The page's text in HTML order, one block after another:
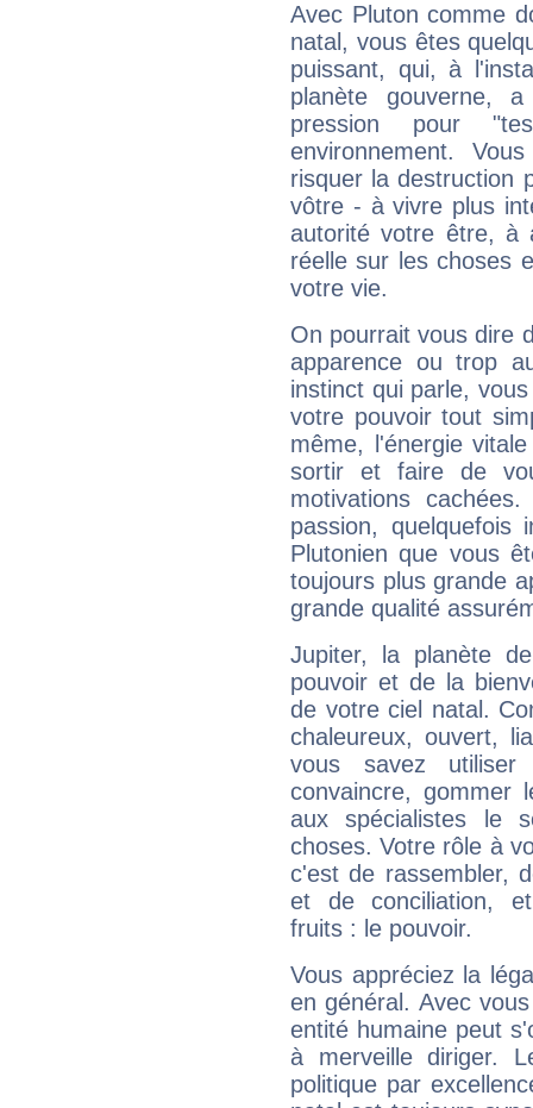
Avec Pluton comme
natal, vous êtes
puissant, qui, à
planète gouverne,
pression pour
environnement.
risquer la destruction
vôtre - à vivre plus
autorité votre être, à
réelle sur les choses
votre vie.
On pourrait vous dire
apparence ou trop
instinct qui parle,
votre pouvoir tout
même, l'énergie
sortir et faire de
motivations
passion, quelquefois
Plutonien que vous
toujours plus grande
grande qualité
Jupiter, la planète
pouvoir et de la
de votre ciel natal.
chaleureux, ouvert,
vous savez
convaincre, gommer
aux spécialistes le
choses. Votre rôle à
c'est de rassembler,
et de conciliation,
fruits : le pouvoir.
Vous appréciez la
en général. Avec
entité humaine peut
à merveille diriger.
politique par